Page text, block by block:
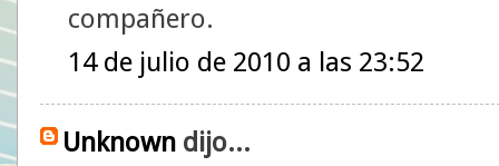
compañero.
14 de julio de 2010 a las 23:52
Unknown dijo...